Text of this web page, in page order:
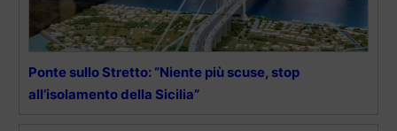
Ponte sullo Stretto: “Niente più scuse, stop
all’isolamento della Sicilia”